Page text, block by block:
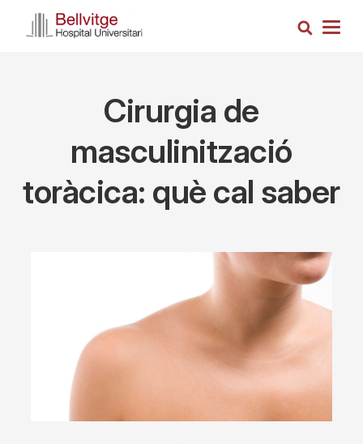
Search
Cirurgia de
masculinització
toràcica: què cal saber